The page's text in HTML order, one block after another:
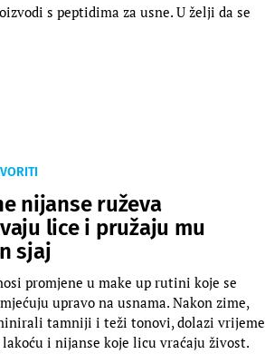
s peptidima za usne. U želji da se
nijanse ruževa
lice i pružaju mu
sjaj
promjene u make up rutini koje se
upravo na usnama. Nakon zime,
tamniji i teži tonovi, dolazi vrijeme
lakoću i nijanse koje licu vraćaju živost.